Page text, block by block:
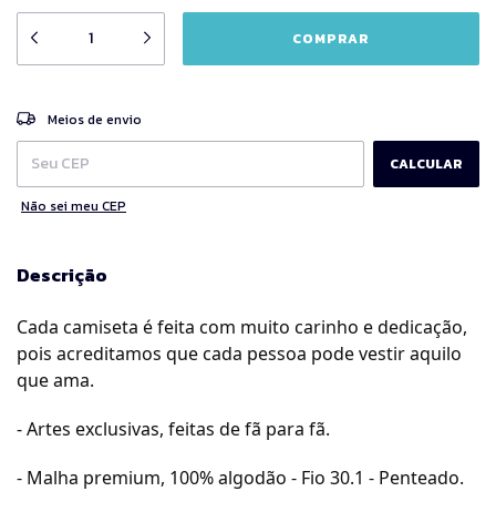
Entregas para o CEP:
Meios de envio
CALCULAR
Não sei meu CEP
Descrição
Cada camiseta é feita com muito carinho e dedicação,
pois acreditamos que cada pessoa pode vestir aquilo
que ama.
- Artes exclusivas, feitas de fã para fã.
- Malha premium, 100% algodão - Fio 30.1 - Penteado.